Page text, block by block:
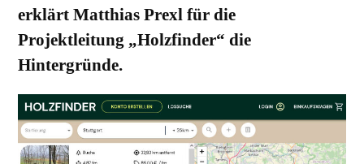
erklärt Matthias Prexl für die
Projektleitung „Holzfinder“ die
Hintergründe.